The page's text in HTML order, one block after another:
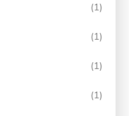
(1)
(1)
(1)
(1)